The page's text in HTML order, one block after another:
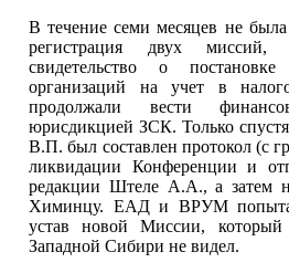
В течение семи месяцев не
регистрация двух
свидетельство о
организаций на учет в
продолжали вести
юрисдикцией ЗСК. Только
В.П. был составлен протокол (с
ликвидации Конференции и
редакции Штеле А.А., а затем
Химинцу. ЕАД и ВРУМ
устав новой Миссии,
Западной Сибири не видел.